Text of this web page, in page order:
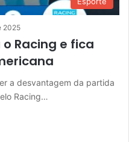
2025
Racing e fica
a desvantagem da partida
Racing…